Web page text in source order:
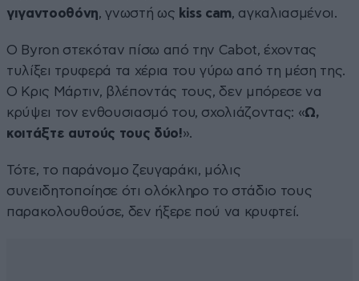
γιγαντοοθόνη, γνωστή ως kisscam, αγκαλιασμένοι.
Ο Byron στεκόταν πίσω από την Cabot, έχοντας
τυλίξει τρυφερά τα χέρια του γύρω από τη μέση της.
Ο Κρις Μάρτιν, βλέποντάς τους, δεν μπόρεσε να
κρύψει τον ενθουσιασμό του, σχολιάζοντας: «Ω,
κοιτάξτε αυτούς τους δύο!».
Τότε, το παράνομο ζευγαράκι, μόλις
συνειδητοποίησε ότι ολόκληρο το στάδιο τους
παρακολουθούσε, δεν ήξερε πού να κρυφτεί.